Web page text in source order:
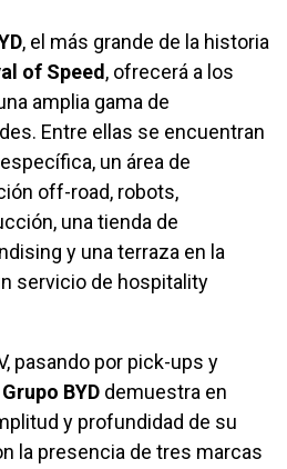
, el más grande de la historia
of Speed, ofrecerá a los
amplia gama de
Entre ellas se encuentran
un área de
off-road, robots,
una tienda de
y una terraza en la
servicio de hospitality
pasando por pick-ups y
Grupo BYD demuestra en
y profundidad de su
la presencia de tres marcas